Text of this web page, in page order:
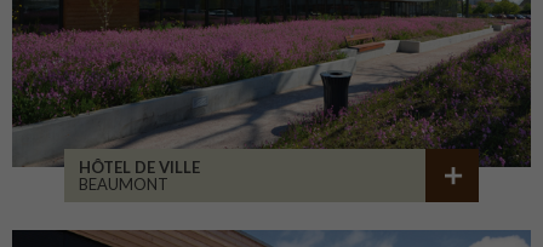
HÔTEL DE VILLE
BEAUMONT